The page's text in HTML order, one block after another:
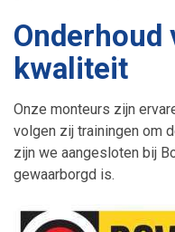
Onderhoud
kwaliteit
Onze monteurs zijn
volgen zij trainingen om
zijn we aangesloten bij
gewaarborgd is.